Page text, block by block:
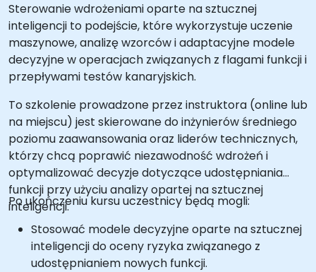
Sterowanie wdrożeniami oparte na sztucznej
inteligencji to podejście, które wykorzystuje uczenie
maszynowe, analizę wzorców i adaptacyjne modele
decyzyjne w operacjach związanych z flagami funkcji i
przepływami testów kanaryjskich.
To szkolenie prowadzone przez instruktora (online lub
na miejscu) jest skierowane do inżynierów średniego
poziomu zaawansowania oraz liderów technicznych,
którzy chcą poprawić niezawodność wdrożeń i
optymalizować decyzje dotyczące udostępniania
funkcji przy użyciu analizy opartej na sztucznej
inteligencji.
Po ukończeniu kursu uczestnicy będą mogli:
Stosować modele decyzyjne oparte na sztucznej
inteligencji do oceny ryzyka związanego z
udostępnianiem nowych funkcji.